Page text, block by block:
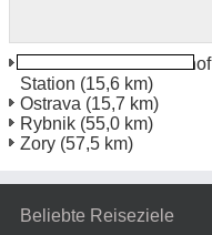
Ostrava Svinov Bahnhof
Station (15,6 km)
Ostrava (15,7 km)
Rybnik (55,0 km)
Zory (57,5 km)
Beliebte Reiseziele